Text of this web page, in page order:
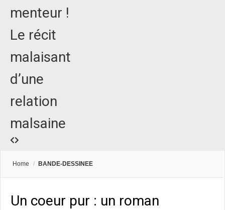
menteur !
Le récit
malaisant
d’une
relation
malsaine
Home / BANDE-DESSINEE
Un coeur pur : un roman